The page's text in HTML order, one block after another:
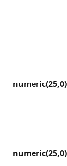
numeric(25,0)
numeric(25,0)